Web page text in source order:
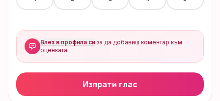
Влез в профила си за да добавиш коментар към
оценката.
Изпрати глас